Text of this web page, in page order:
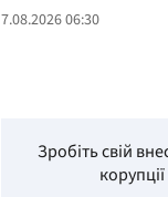
7.08.2026 06:30
Зробіть свій